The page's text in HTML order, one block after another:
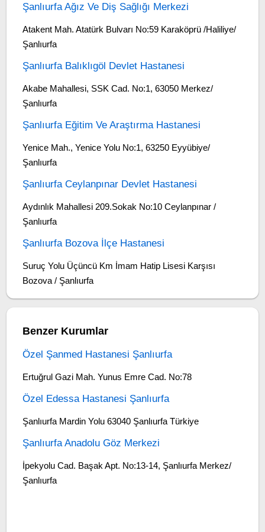
Şanlıurfa Ağız Ve Diş Sağlığı Merkezi
Atakent Mah. Atatürk Bulvarı No:59 Karaköprü /Haliliye/
Şanlıurfa
Şanlıurfa Balıklıgöl Devlet Hastanesi
Akabe Mahallesi, SSK Cad. No:1, 63050 Merkez/
Şanlıurfa
Şanlıurfa Eğitim Ve Araştırma Hastanesi
Yenice Mah., Yenice Yolu No:1, 63250 Eyyübiye/
Şanlıurfa
Şanlıurfa Ceylanpınar Devlet Hastanesi
Aydınlık Mahallesi 209.Sokak No:10 Ceylanpınar /
Şanlıurfa
Şanlıurfa Bozova İlçe Hastanesi
Suruç Yolu Üçüncü Km İmam Hatip Lisesi Karşısı
Bozova / Şanlıurfa
Benzer Kurumlar
Özel Şanmed Hastanesi Şanlıurfa
Ertuğrul Gazi Mah. Yunus Emre Cad. No:78
Özel Edessa Hastanesi Şanlıurfa
Şanlıurfa Mardin Yolu 63040 Şanlıurfa Türkiye
Şanlıurfa Anadolu Göz Merkezi
İpekyolu Cad. Başak Apt. No:13-14, Şanlıurfa Merkez/
Şanlıurfa